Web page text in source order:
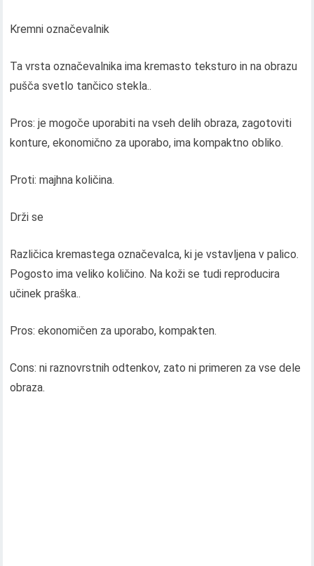
Kremni označevalnik
Ta vrsta označevalnika ima kremasto teksturo in na obrazu
pušča svetlo tančico stekla..
Pros: je mogoče uporabiti na vseh delih obraza, zagotoviti
konture, ekonomično za uporabo, ima kompaktno obliko.
Proti: majhna količina.
Drži se
Različica kremastega označevalca, ki je vstavljena v palico.
Pogosto ima veliko količino. Na koži se tudi reproducira
učinek praška..
Pros: ekonomičen za uporabo, kompakten.
Cons: ni raznovrstnih odtenkov, zato ni primeren za vse dele
obraza.